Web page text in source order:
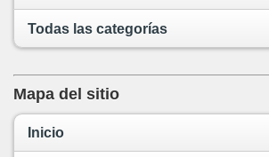
Todas las categorías
Mapa del sitio
Inicio